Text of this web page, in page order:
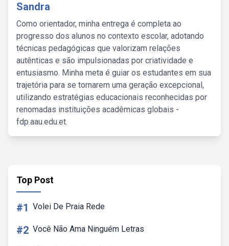
Sandra
Como orientador, minha entrega é completa ao
progresso dos alunos no contexto escolar, adotando
técnicas pedagógicas que valorizam relações
autênticas e são impulsionadas por criatividade e
entusiasmo. Minha meta é guiar os estudantes em sua
trajetória para se tornarem uma geração excepcional,
utilizando estratégias educacionais reconhecidas por
renomadas instituições acadêmicas globais -
fdp.aau.edu.et.
Top Post
#1 Volei De Praia Rede
#2 Você Não Ama Ninguém Letras